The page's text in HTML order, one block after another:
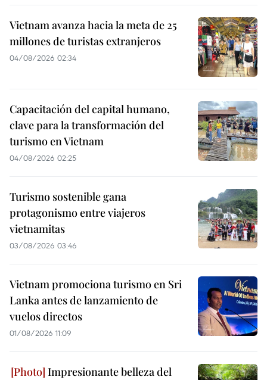
Vietnam avanza hacia la meta de 25
millones de turistas extranjeros
04/08/2026 02:34
Capacitación del capital humano,
clave para la transformación del
turismo en Vietnam
04/08/2026 02:25
Turismo sostenible gana
protagonismo entre viajeros
vietnamitas
03/08/2026 03:46
Vietnam promociona turismo en Sri
Lanka antes de lanzamiento de
vuelos directos
01/08/2026 11:09
Impresionante belleza del